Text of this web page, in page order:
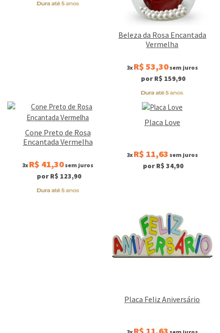
Beleza da Rosa Encantada
Vermelha
3x R$ 53,30sem juros
por R$ 159,90
Cone Preto de Rosa
Encantada Vermelha
3x R$ 41,30 sem juros
por R$ 123,90
Placa Love
3x R$ 11,63 sem juros
por R$ 34,90
Placa Feliz Aniversário
R$ 11,63